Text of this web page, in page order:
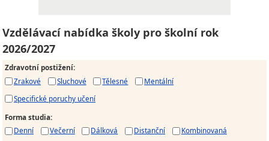
Vzdělávací nabídka školy pro školní rok
2026/2027
Zdravotní postižení:
Zrakové
Sluchové Tělesné
Mentální
Specifické poruchy učení
Forma studia:
Denní
Večerní Dálková Distanční Kombinovaná